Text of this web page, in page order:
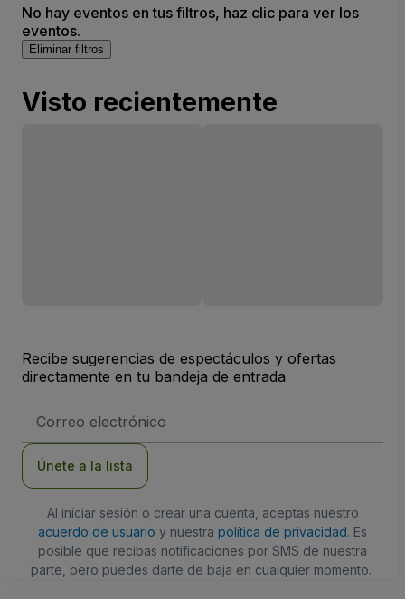
No hay eventos en tus filtros, haz clic para ver los
eventos.
Eliminar filtros
Visto recientemente
Recibe sugerencias de espectáculos y ofertas
directamente en tu bandeja de entrada
de
Únete a la lista
Al iniciar sesión o crear una cuenta, aceptas nuestro
acuerdo de usuario y nuestra política de privacidad. Es
posible que recibas notificaciones por SMS de nuestra
parte, pero puedes darte de baja en cualquier momento.